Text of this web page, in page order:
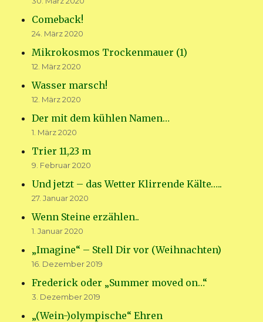
Comeback!
24. März 2020
Mikrokosmos Trockenmauer (1)
12. März 2020
Wasser marsch!
12. März 2020
Der mit dem kühlen Namen…
1. März 2020
Trier 11,23 m
9. Februar 2020
Und jetzt – das Wetter Klirrende Kälte…..
27. Januar 2020
Wenn Steine erzählen..
1. Januar 2020
„Imagine“ – Stell Dir vor (Weihnachten)
16. Dezember 2019
Frederick oder „Summer moved on…“
3. Dezember 2019
„(Wein-)olympische“ Ehren